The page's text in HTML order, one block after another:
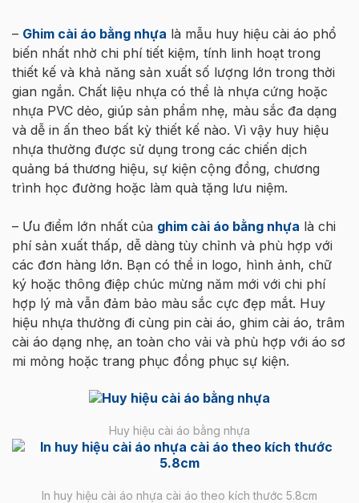
– Ghim cài áo bằng nhựa là mẫu huy hiệu cài áo phổ
biến nhất nhờ chi phí tiết kiệm, tính linh hoạt trong
thiết kế và khả năng sản xuất số lượng lớn trong thời
gian ngắn. Chất liệu nhựa có thể là nhựa cứng hoặc
nhựa PVC dẻo, giúp sản phẩm nhẹ, màu sắc đa dạng
và dễ in ấn theo bất kỳ thiết kế nào. Vì vậy huy hiệu
nhựa thường được sử dụng trong các chiến dịch
quảng bá thương hiệu, sự kiện cộng đồng, chương
trình học đường hoặc làm quà tặng lưu niệm.
– Ưu điểm lớn nhất của ghim cài áo bằng nhựa là chi
phí sản xuất thấp, dễ dàng tùy chỉnh và phù hợp với
các đơn hàng lớn. Bạn có thể in logo, hình ảnh, chữ
ký hoặc thông điệp chúc mừng năm mới với chi phí
hợp lý mà vẫn đảm bảo màu sắc cực đẹp mắt. Huy
hiệu nhựa thường đi cùng pin cài áo, ghim cài áo, trâm
cài áo dạng nhẹ, an toàn cho vải và phù hợp với áo sơ
mi mỏng hoặc trang phục đồng phục sự kiện.
Huy hiệu cài áo bằng nhựa
In huy hiệu cài áo nhựa cài áo theo kích thước 5.8cm